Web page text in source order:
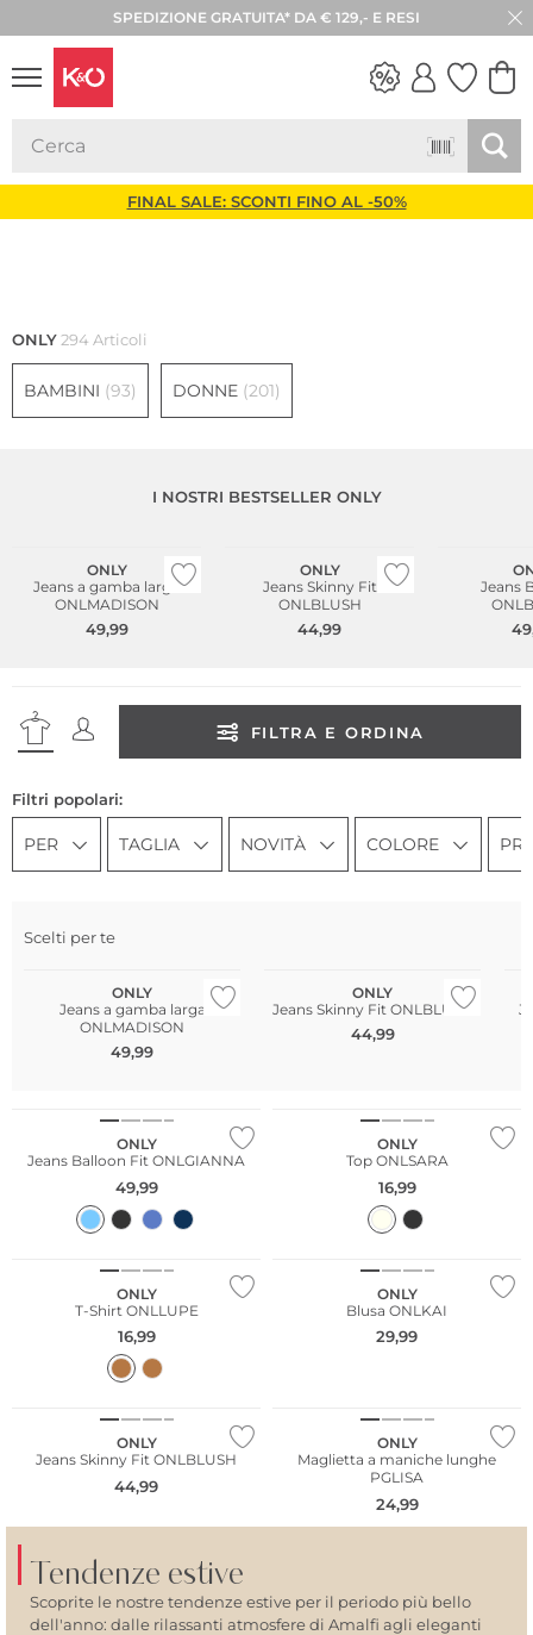
SPEDIZIONE GRATUITA* DA € 129,- E RESI
FINAL SALE: SCONTI FINO AL -50%
ONLY294 Articoli
BAMBINI (93) DONNE (201)
I NOSTRI BESTSELLER ONLY
ONLY
Jeans a gamba larga
ONLMADISON
49,99
ONLY
Jeans Skinny Fit
ONLBLUSH
44,99
Jeans
FILTRA E ORDINA
Filtri popolari:
PER TAGLIA NOVITÀ COLORE
Scelti per te
ONLY
Jeans a gamba larga
ONLMADISON
49,99
ONLY
Jeans Skinny Fit ONLBLUSH
44,99
ONLY
Jeans Balloon Fit ONLGIANNA
49,99
ONLY
Top ONLSARA
16,99
ONLY
T-Shirt ONLLUPE
16,99
ONLY
Blusa ONLKAI
29,99
ONLY
Jeans Skinny Fit ONLBLUSH
44,99
ONLY
Maglietta a maniche lunghe
PGLISA
24,99
Tendenze estive
Scoprite le nostre tendenze estive per il periodo più bello
dell'anno: dalle rilassanti atmosfere di Amalfi agli eleganti